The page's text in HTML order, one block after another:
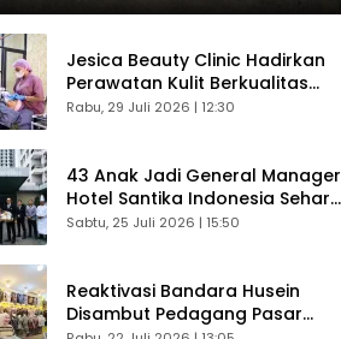
Jesica Beauty Clinic Hadirkan
Perawatan Kulit Berkualitas
Plus Konsultasi Gratis
Rabu, 29 Juli 2026 | 12:30
43 Anak Jadi General Manager
Hotel Santika Indonesia Sehari
Sukses Digelar
Sabtu, 25 Juli 2026 | 15:50
Reaktivasi Bandara Husein
Disambut Pedagang Pasar